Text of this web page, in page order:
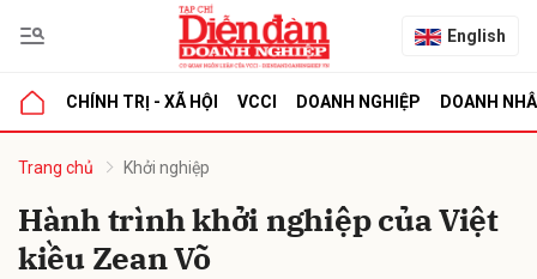
English
CHÍNH TRỊ - XÃ HỘI VCCI DOANH NGHIỆP DOANH
Trang chủ Khởi nghiệp
Hành trình khởi nghiệp của Việt
kiều Zean Võ
luận